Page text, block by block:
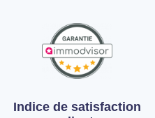
Indice desatisfaction